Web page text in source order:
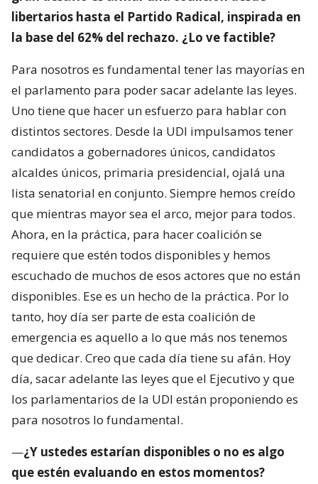
libertarios hasta el Partido Radical, inspirada en
la base del 62% del rechazo. ¿Lo ve factible?
Para nosotros es fundamental tener las mayorías en
el parlamento para poder sacar adelante las leyes.
Uno tiene que hacer un esfuerzo para hablar con
distintos sectores. Desde la UDI impulsamos tener
candidatos a gobernadores únicos, candidatos
alcaldes únicos, primaria presidencial, ojalá una
lista senatorial en conjunto. Siempre hemos creído
que mientras mayor sea el arco, mejor para todos.
Ahora, en la práctica, para hacer coalición se
requiere que estén todos disponibles y hemos
escuchado de muchos de esos actores que no están
disponibles. Ese es un hecho de la práctica. Por lo
tanto, hoy día ser parte de esta coalición de
emergencia es aquello a lo que más nos tenemos
que dedicar. Creo que cada día tiene su afán. Hoy
día, sacar adelante las leyes que el Ejecutivo y que
los parlamentarios de la UDI están proponiendo es
para nosotros lo fundamental.
—¿Y ustedes estarían disponibles o no es algo
que estén evaluando en estos momentos?